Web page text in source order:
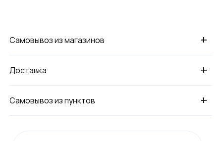
+
Самовывоз из магазинов
+
Доставка
+
Самовывоз из пунктов